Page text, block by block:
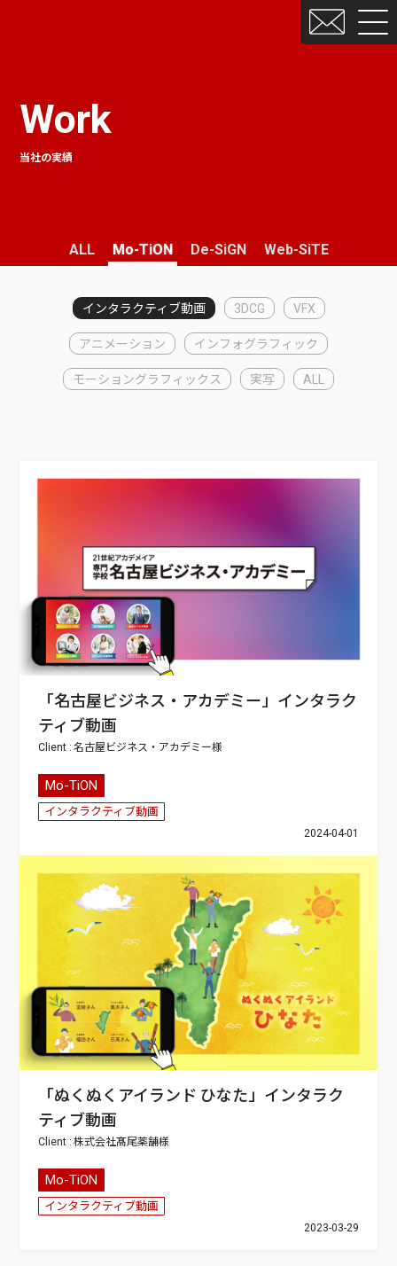
Work
当社の実績
ALL Mo-TiON De-SiGN Web-SiTE
インタラクティブ動画 3DCG VFX
アニメーション インフォグラフィック
モーショングラフィックス 実写 ALL
「名古屋ビジネス・アカデミー」インタラク
ティブ動画
名古屋ビジネス・アカデミー
Mo-TiON
インタラクティブ動画
2024-04-01
「ぬくぬくアイランド ひなた」インタラク
ティブ動画
株式会社髙尾薬舗
Mo-TiON
インタラクティブ動画
2023-03-29